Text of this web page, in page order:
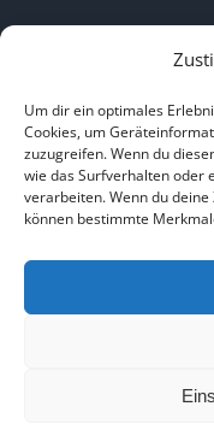
Um dir ein optimales
Cookies, um
zuzugreifen. Wenn du
wie das Surfverhalten oder
verarbeiten. Wenn du
können bestimmte
HOME|ÜBER UNS|
BILDNACHWEISE